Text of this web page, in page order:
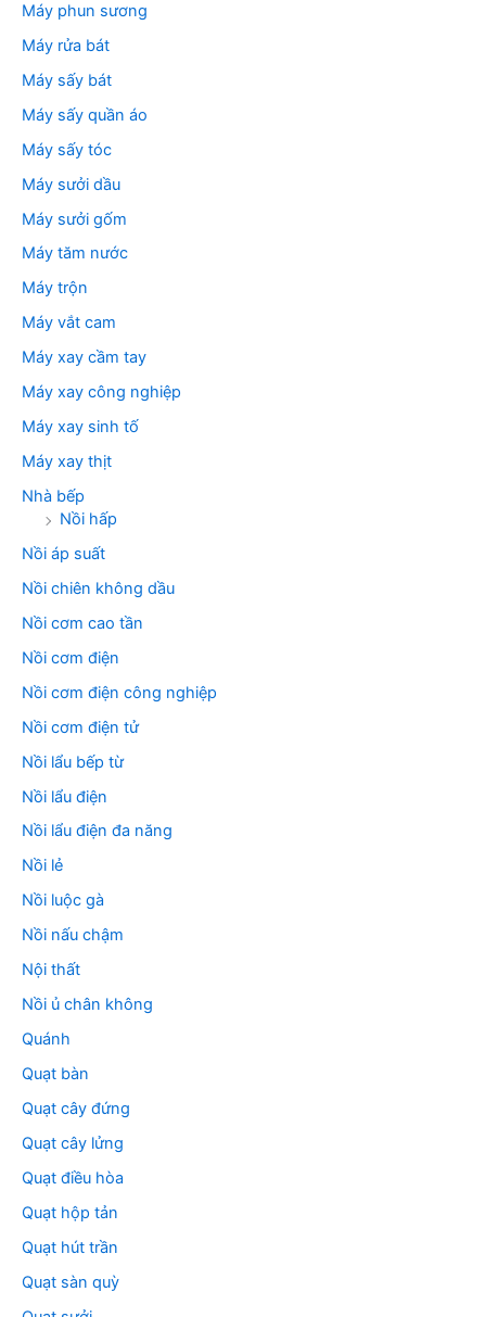
Máy phun sương
Máy rửa bát
Máy sấy bát
Máy sấy quần áo
Máy sấy tóc
Máy sưởi dầu
Máy sưởi gốm
Máy tăm nước
Máy trộn
Máy vắt cam
Máy xay cầm tay
Máy xay công nghiệp
Máy xay sinh tố
Máy xay thịt
Nhà bếp
Nồi hấp
Nồi áp suất
Nồi chiên không dầu
Nồi cơm cao tần
Nồi cơm điện
Nồi cơm điện công nghiệp
Nồi cơm điện tử
Nồi lẩu bếp từ
Nồi lẩu điện
Nồi lẩu điện đa năng
Nồi lẻ
Nồi luộc gà
Nồi nấu chậm
Nội thất
Nồi ủ chân không
Quánh
Quạt bàn
Quạt cây đứng
Quạt cây lửng
Quạt điều hòa
Quạt hộp tản
Quạt hút trần
Quạt sàn quỳ